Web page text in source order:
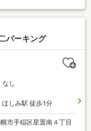
パーキング
なし
ほしみ駅 徒歩1分
市手稲区星置南４丁目